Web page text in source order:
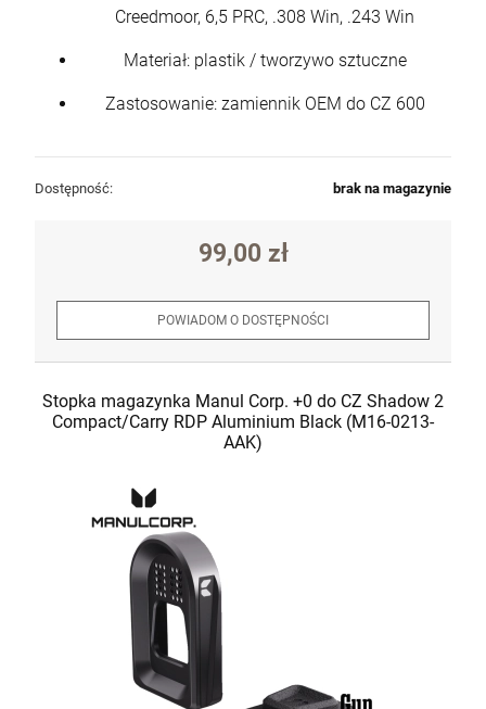
Creedmoor, 6,5 PRC, .308 Win, .243 Win
Materiał: plastik / tworzywo sztuczne
Zastosowanie: zamiennik OEM do CZ 600
Dostępność: brak na magazynie
99,00 zł
POWIADOM O DOSTĘPNOŚCI
Stopka magazynka Manul Corp. +0 do CZ Shadow 2
Compact/Carry RDP Aluminium Black (M16-0213-
AAK)